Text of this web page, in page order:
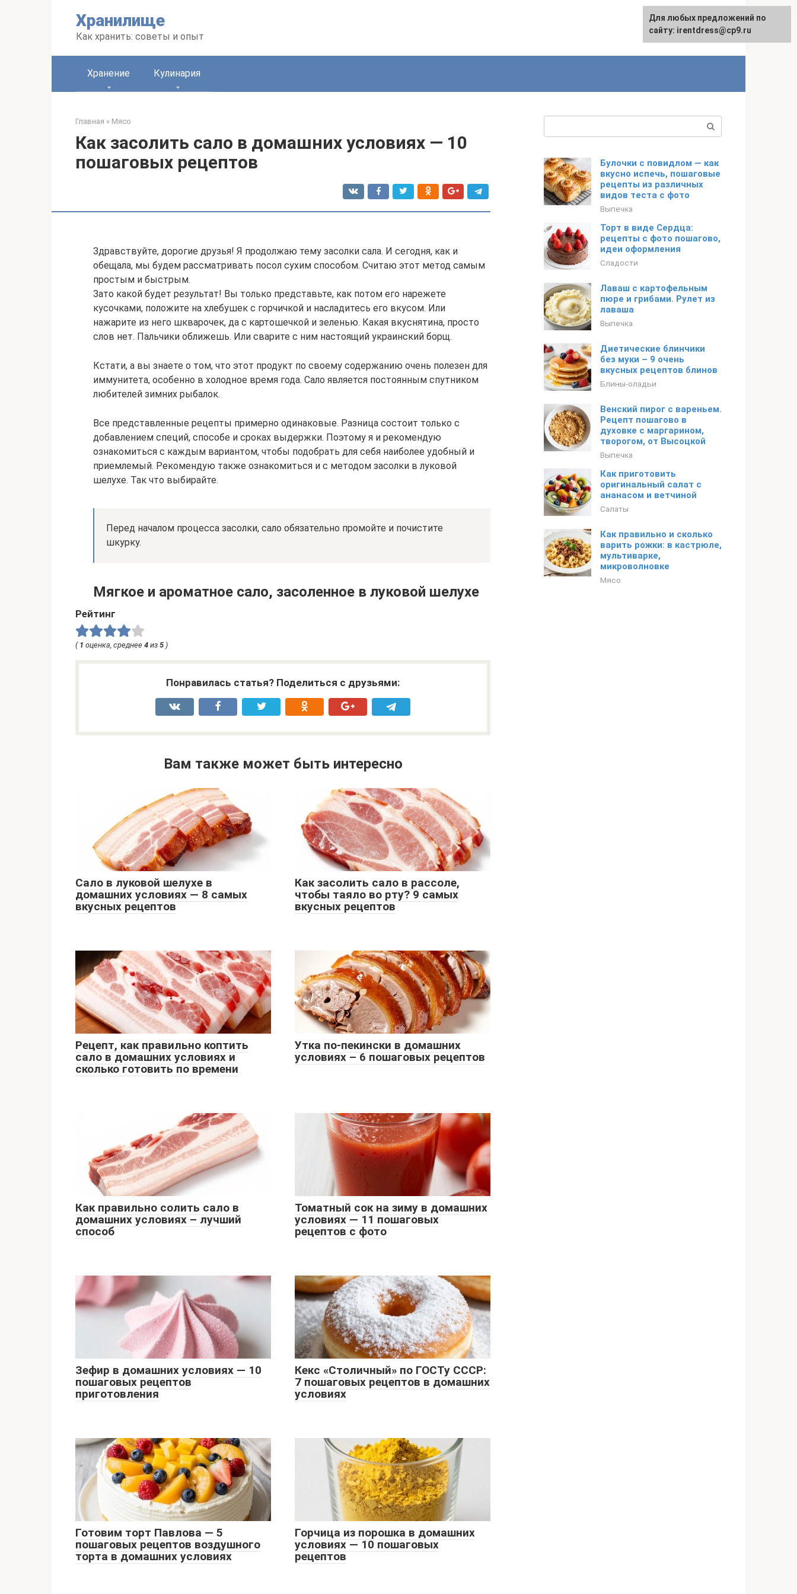
Хранилище
Как хранить: советы и опыт
Хранение Кулинария
Главная » Мясо
Как засолить сало в домашних условиях — 10
пошаговых рецептов
Здравствуйте, дорогие друзья! Я продолжаю тему засолки сала. И сегодня, как и
обещала, мы будем рассматривать посол сухим способом. Считаю этот метод самым
простым и быстрым.
Зато какой будет результат! Вы только представьте, как потом его нарежете
кусочками, положите на хлебушек с горчичкой и насладитесь его вкусом. Или
нажарите из него шкварочек, да с картошечкой и зеленью. Какая вкуснятина, просто
слов нет. Пальчики оближешь. Или сварите с ним настоящий украинский борщ.
Кстати, а вы знаете о том, что этот продукт по своему содержанию очень полезен для
иммунитета, особенно в холодное время года. Сало является постоянным спутником
любителей зимних рыбалок.
Все представленные рецепты примерно одинаковые. Разница состоит только с
добавлением специй, способе и сроках выдержки. Поэтому я и рекомендую
ознакомиться с каждым вариантом, чтобы подобрать для себя наиболее удобный и
приемлемый. Рекомендую также ознакомиться и с методом засолки в луковой
шелухе. Так что выбирайте.
Перед началом процесса засолки, сало обязательно промойте и почистите
шкурку.
Мягкое и ароматное сало, засоленное в луковой шелухе
Рейтинг
( 1 оценка, среднее 4 из 5 )
Понравилась статья? Поделиться с друзьями:
Вам также может быть интересно
Сало в луковой шелухе в
домашних условиях — 8 самых
вкусных рецептов
Как засолить сало в рассоле,
чтобы таяло во рту? 9 самых
вкусных рецептов
Рецепт, как правильно коптить
сало в домашних условиях и
сколько готовить по времени
Утка по-пекински в домашних
условиях – 6 пошаговых рецептов
Как правильно солить сало в
домашних условиях – лучший
способ
Томатный сок на зиму в домашних
условиях — 11 пошаговых
рецептов с фото
Зефир в домашних условиях — 10
пошаговых рецептов
приготовления
Кекс «Столичный» по ГОСТу СССР:
7 пошаговых рецептов в домашних
условиях
Готовим торт Павлова — 5
пошаговых рецептов воздушного
торта в домашних условиях
Горчица из порошка в домашних
условиях — 10 пошаговых
рецептов
Булочки с повидлом — как
вкусно испечь, пошаговые
рецепты из различных
видов теста с фото
Выпечка
Торт в виде Сердца:
рецепты с фото пошагово,
идеи оформления
Сладости
Лаваш с картофельным
пюре и грибами. Рулет из
лаваша
Выпечка
Диетические блинчики
без муки – 9 очень
вкусных рецептов блинов
Блины-оладьи
Венский пирог с вареньем.
Рецепт пошагово в
духовке с маргарином,
творогом, от Высоцкой
Выпечка
Как приготовить
оригинальный салат с
ананасом и ветчиной
Салаты
Как правильно и сколько
варить рожки: в кастрюле,
мультиварке,
микроволновке
Мясо
Для любых предложений по
сайту: irentdress@cp9.ru